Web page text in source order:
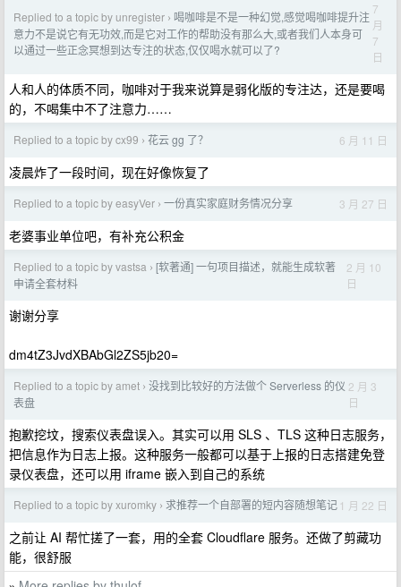
Replied to a topic by unregister › 喝咖啡是不是一种幻觉,感觉喝咖啡提升注
意力不是说它有无功效,而是它对工作的帮助没有那么大,或者我们人本身可
以通过一些正念冥想到达专注的状态,仅仅喝水就可以了?
7
月
7
日
人和人的体质不同，咖啡对于我来说算是弱化版的专注达，还是要喝
的，不喝集中不了注意力……
Replied to a topic by cx99 › 花云 gg 了？ 6 月 11 日
凌晨炸了一段时间，现在好像恢复了
Replied to a topic by easyVer › 一份真实家庭财务情况分享 3 月 27 日
老婆事业单位吧，有补充公积金
Replied to a topic by vastsa › [软著通] 一句项目描述，就能生成软著
申请全套材料
2 月 10
日
谢谢分享
dm4tZ3JvdXBAbGl2ZS5jb20=
Replied to a topic by amet › 没找到比较好的方法做个 Serverless 的仪
表盘
2 月 3
日
抱歉挖坟，搜索仪表盘误入。其实可以用 SLS 、TLS 这种日志服务，
把信息作为日志上报。这种服务一般都可以基于上报的日志搭建免登
录仪表盘，还可以用 iframe 嵌入到自己的系统
Replied to a topic by xuromky › 求推荐一个自部署的短内容随想笔记 1 月 22 日
之前让 AI 帮忙搓了一套，用的全套 Cloudflare 服务。还做了剪藏功
能，很舒服